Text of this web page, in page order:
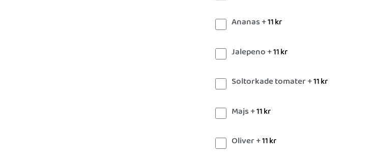
Ananas +11kr
Jalepeno +11kr
Soltorkade tomater +11kr
Majs +11kr
Oliver +11kr